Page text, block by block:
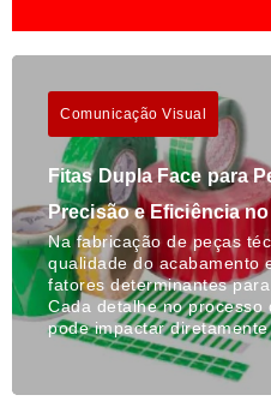
Comunicação Visual
Fitas Dupla Face para
Precisão e Eficiência
Na fabricação de peças
qualidade do acabamento
fatores determinantes
Cada detalhe no processo
pode impactar